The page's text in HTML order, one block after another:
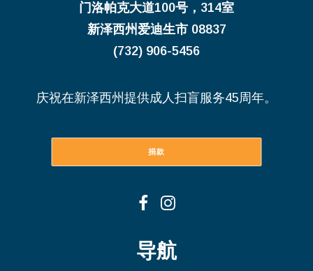
门洛帕克大道100号，314室
新泽西州爱迪生市 08837
(732) 906-5456
庆祝在新泽西州提供成人扫盲服务45周年。
捐款
导航